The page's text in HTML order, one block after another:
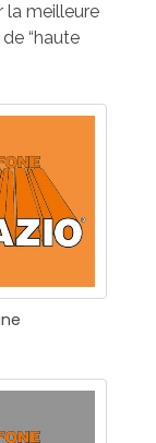
la meilleure
“haute